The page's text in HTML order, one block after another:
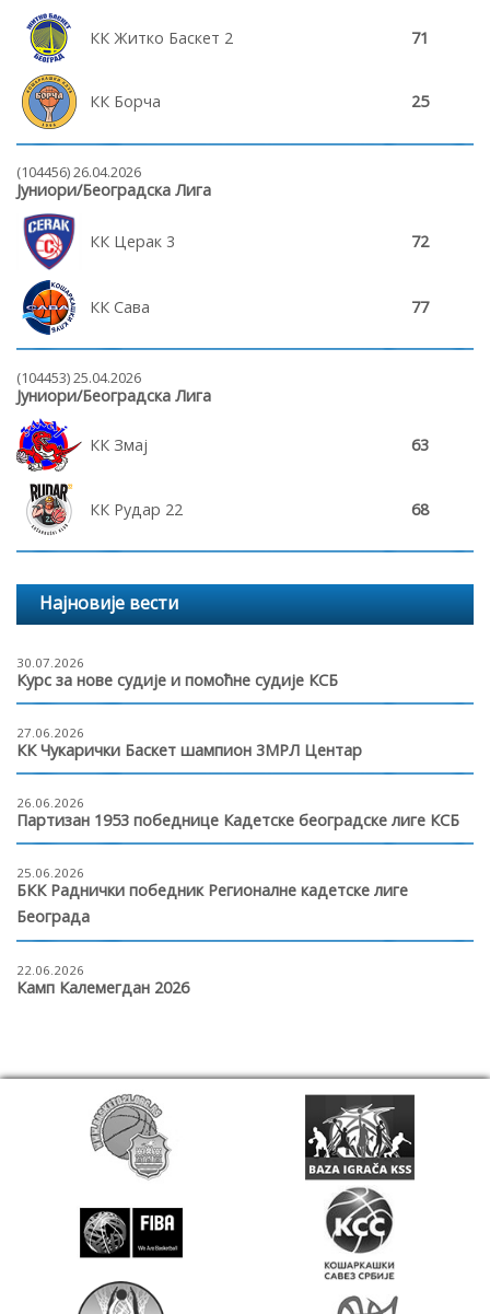
КК Житко Баскет 2 71
КК Борча 25
(104456) 26.04.2026
Јуниори/Београдска Лига
КК Церак 3 72
КК Сава 77
(104453) 25.04.2026
Јуниори/Београдска Лига
КК Змај 63
КК Рудар 22 68
Најновије вести
30.07.2026
Курс за нове судије и помоћне судије КСБ
27.06.2026
КК Чукарички Баскет шампион 3МРЛ Центар
26.06.2026
Партизан 1953 победнице Кадетске београдске лиге КСБ
25.06.2026
БКК Раднички победник Регионалне кадетске лиге
Београда
22.06.2026
Камп Калемегдан 2026